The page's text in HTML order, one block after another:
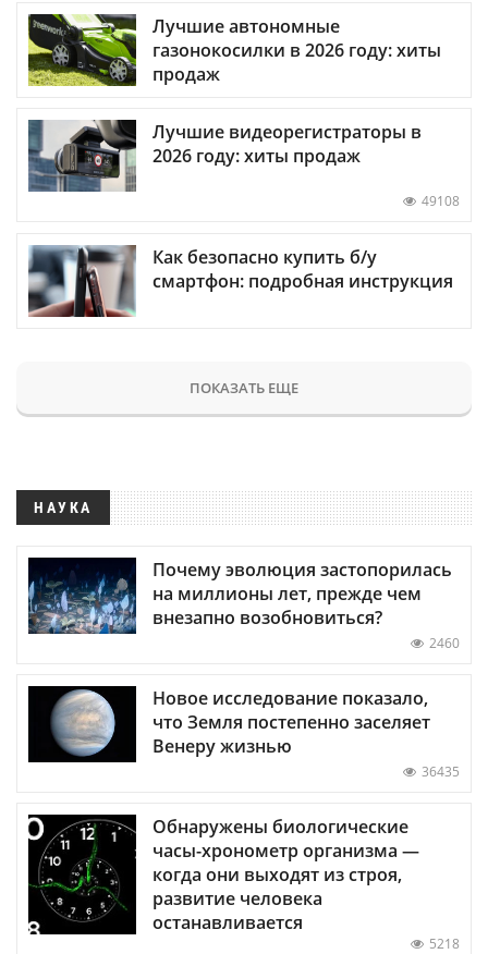
Лучшие автономные
газонокосилки в 2026 году: хиты
продаж
Лучшие видеорегистраторы в
2026 году: хиты продаж
49108
Как безопасно купить б/у
смартфон: подробная инструкция
ПОКАЗАТЬ ЕЩЕ
НАУКА
Почему эволюция застопорилась
на миллионы лет, прежде чем
внезапно возобновиться?
2460
Новое исследование показало,
что Земля постепенно заселяет
Венеру жизнью
36435
Обнаружены биологические
часы-хронометр организма —
когда они выходят из строя,
развитие человека
останавливается
5218